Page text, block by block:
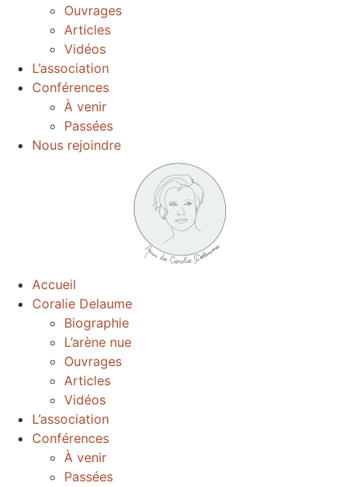
Ouvrages
Articles
Vidéos
L’association
Conférences
À venir
Passées
Nous rejoindre
Accueil
Coralie Delaume
Biographie
L’arène nue
Ouvrages
Articles
Vidéos
L’association
Conférences
À venir
Passées